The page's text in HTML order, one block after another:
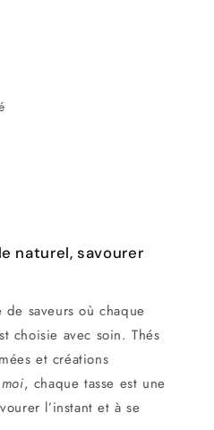
naturel, savourer
de saveurs où chaque
choisie avec soin. Thés
et créations
, chaque tasse est une
l’instant et à se